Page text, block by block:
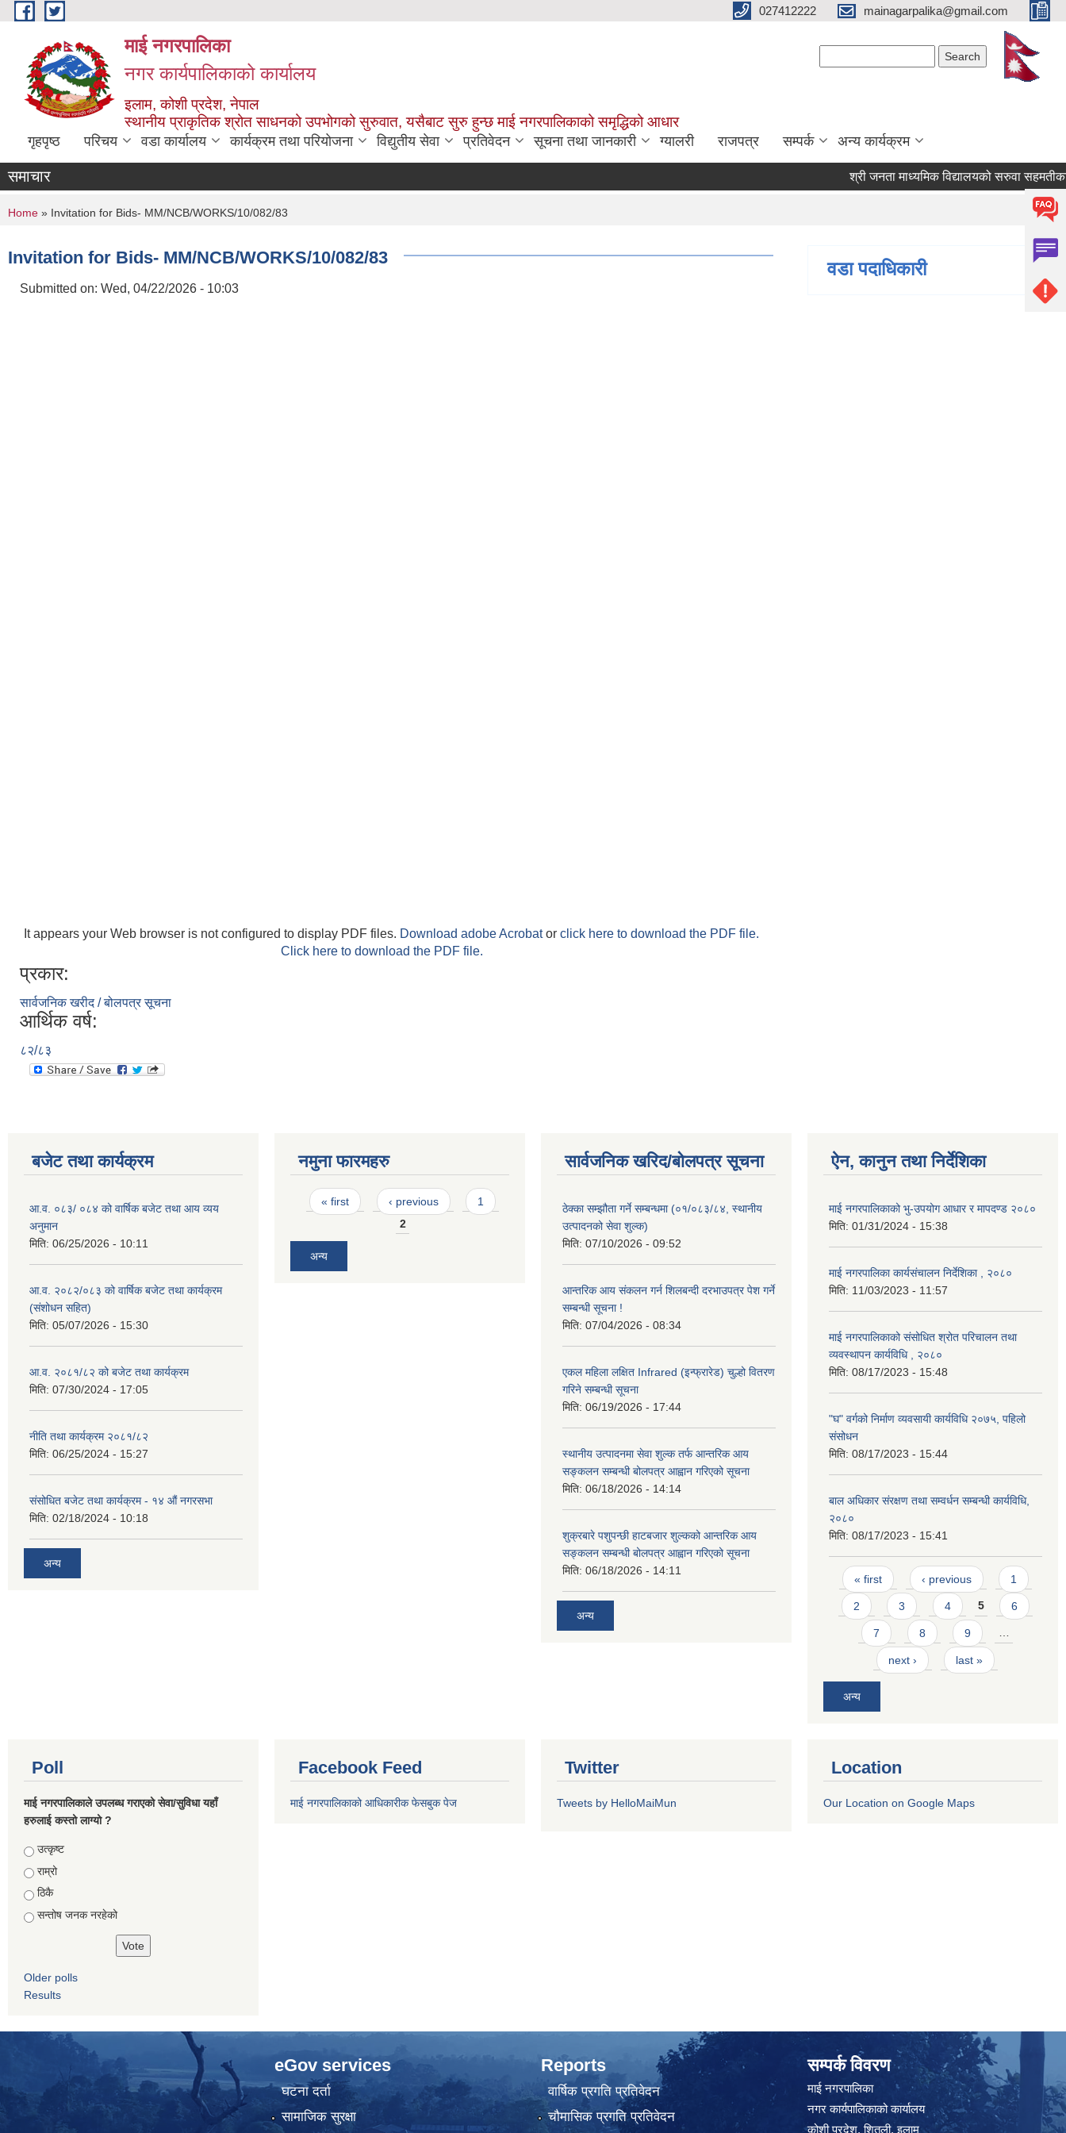
Skip to main content 027412222 mainagarpalika@gmail.com
माई नगरपालिका
नगर कार्यपालिकाको कार्यालय
इलाम, कोशी प्रदेश, नेपाल
स्थानीय प्राकृतिक श्रोत साधनको उपभोगको सुरुवात, यसैबाट सुरु हुन्छ माई नगरपालिकाको समृद्धिको आधार
गृहपृष्ठ परिचय वडा कार्यालय कार्यक्रम तथा परियोजना विद्युतीय सेवा प्रतिवेदन सूचना तथा जानकारी ग्यालरी राजपत्र सम्पर्क अन्य कार्यक्रम
समाचार श्री जनता माध्यमिक विद्यालयको सरुवा सहमतीका
You are here
Home » Invitation for Bids- MM/NCB/WORKS/10/082/83
Invitation for Bids- MM/NCB/WORKS/10/082/83
Submitted on: Wed, 04/22/2026 - 10:03
It appears your Web browser is not configured to display PDF files. Download adobe Acrobator click here to download the PDF file.
Click here to download the PDF file.
प्रकार:
सार्वजनिक खरीद / बोलपत्र सूचना
आर्थिक वर्ष:
८२/८३
वडा पदाधिकारी
बजेट तथा कार्यक्रम
आ.व. ०८३/ ०८४ को वार्षिक बजेट तथा आय व्यय
अनुमान
मिति: 06/25/2026 - 10:11
आ.व. २०८२/०८३ को वार्षिक बजेट तथा कार्यक्रम
(संशोधन सहित)
मिति: 05/07/2026 - 15:30
आ.व. २०८१/८२ को बजेट तथा कार्यक्रम
मिति: 07/30/2024 - 17:05
नीति तथा कार्यक्रम २०८१/८२
मिति: 06/25/2024 - 15:27
संसोधित बजेट तथा कार्यक्रम - १४ औं नगरसभा
मिति: 02/18/2024 - 10:18
अन्य
नमुना फारमहरु
Pages
« first ‹ previous
1
2
अन्य
सार्वजनिक खरिद/बोलपत्र सूचना
ठेक्का सम्झौता गर्ने सम्बन्धमा (०१/०८३/८४, स्थानीय
उत्पादनको सेवा शुल्क)
मिति: 07/10/2026 - 09:52
आन्तरिक आय संकलन गर्न शिलबन्दी दरभाउपत्र पेश गर्ने
सम्बन्धी सूचना !
मिति: 07/04/2026 - 08:34
एकल महिला लक्षित Infrared (इन्फ्रारेड) चुल्हो वितरण
गरिने सम्बन्धी सूचना
मिति: 06/19/2026 - 17:44
स्थानीय उत्पादनमा सेवा शुल्क तर्फ आन्तरिक आय
सङ्कलन सम्बन्धी बोलपत्र आह्वान गरिएको सूचना
मिति: 06/18/2026 - 14:14
शुक्रबारे पशुपन्छी हाटबजार शुल्कको आन्तरिक आय
सङ्कलन सम्बन्धी बोलपत्र आह्वान गरिएको सूचना
मिति: 06/18/2026 - 14:11
अन्य
ऐन, कानुन तथा निर्देशिका
माई नगरपालिकाको भु-उपयोग आधार र मापदण्ड २०८०
मिति: 01/31/2024 - 15:38
माई नगरपालिका कार्यसंचालन निर्देशिका , २०८०
मिति: 11/03/2023 - 11:57
माई नगरपालिकाको संसोधित श्रोत परिचालन तथा
व्यवस्थापन कार्यविधि , २०८०
मिति: 08/17/2023 - 15:48
"घ" वर्गको निर्माण व्यवसायी कार्यविधि २०७५, पहिलो
संसोधन
मिति: 08/17/2023 - 15:44
बाल अधिकार संरक्षण तथा सम्वर्धन सम्बन्धी कार्यविधि,
२०८०
मिति: 08/17/2023 - 15:41
Pages
« first ‹ previous 1
2 3 4 5 6
7 8 9 …
next › last »
अन्य
Poll
माई नगरपालिकाले उपलब्ध गराएको सेवा/सुविधा यहाँ
हरुलाई कस्तो लाग्यो ?
Choices
उत्कृष्ट
राम्रो
ठिकै
सन्तोष जनक नरहेको
Older polls
Results
Facebook Feed
माई नगरपालिकाको आधिकारीक फेसबुक पेज
Twitter
Tweets by HelloMaiMun
Location
Our Location on Google Maps
eGov services
घटना दर्ता
सामाजिक सुरक्षा
Reports
वार्षिक प्रगति प्रतिवेदन
चौमासिक प्रगति प्रतिवेदन
सम्पर्क विवरण
माई नगरपालिका
नगर कार्यपालिकाको कार्यालय
कोशी प्रदेश, शितली, इलाम